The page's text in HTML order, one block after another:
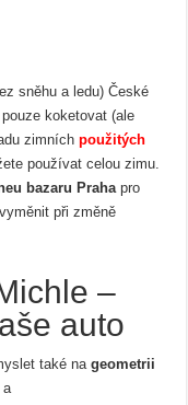
sněhu a ledu) České
koketovat (ale
zimníchpoužitých
používat celou zimu.
bazaru Prahapro
při změně
–
auto
také nageometrii
a